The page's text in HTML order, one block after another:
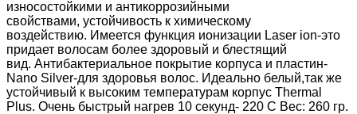
износостойкими и антикоррозийными
свойствами, устойчивость к химическому
воздействию. Имеется функция ионизации Laser ion-это
придает волосам более здоровый и блестящий
вид. Антибактериальное покрытие корпуса и пластин-
Nano Silver-для здоровья волос. Идеально белый,так же
устойчивый к высоким температурам корпус Thermal
Plus. Очень быстрый нагрев 10 секунд- 220 С Вес: 260 гр.